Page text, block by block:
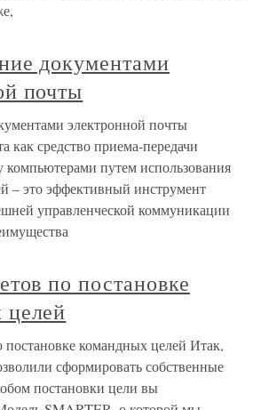
документами
почты
электронной почты
как средство приема-передачи
путем использования
– это эффективный инструмент
управленческой коммуникации
по постановке
постановке командных целей Итак,
сформировать собственные
постановки цели вы